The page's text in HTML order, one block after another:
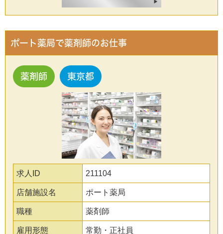
ポート薬局で薬剤師のお仕事
薬剤師 東京都
求人ID 211104
店舗施設名 ポート薬局
職種 薬剤師
雇用形態 常勤・正社員